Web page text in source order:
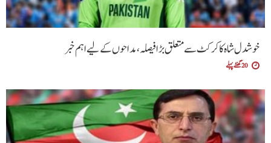
خوشدل شاہ کا کرکٹ سے متعلق بڑا فیصلہ، مداحوں کے لیے اہم خبر
20 گھنٹے پہلے